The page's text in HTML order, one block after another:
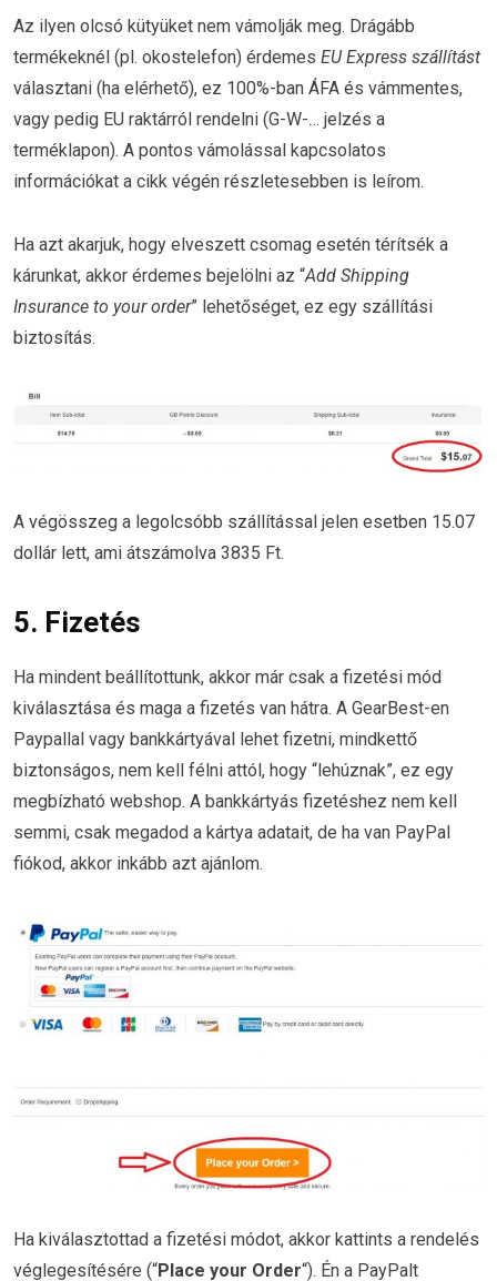
Az ilyen olcsó kütyüket nem vámolják meg. Drágább
termékeknél (pl. okostelefon) érdemes EU Express szállítást
választani (ha elérhető), ez 100%-ban ÁFA és vámmentes,
vagy pedig EU raktárról rendelni (G-W-… jelzés a
terméklapon). A pontos vámolással kapcsolatos
információkat a cikk végén részletesebben is leírom.
Ha azt akarjuk, hogy elveszett csomag esetén térítsék a
kárunkat, akkor érdemes bejelölni az “Add Shipping
Insurance to your order” lehetőséget, ez egy szállítási
biztosítás.
A végösszeg a legolcsóbb szállítással jelen esetben 15.07
dollár lett, ami átszámolva 3835 Ft.
5. Fizetés
Ha mindent beállítottunk, akkor már csak a fizetési mód
kiválasztása és maga a fizetés van hátra. A GearBest-en
Paypallal vagy bankkártyával lehet fizetni, mindkettő
biztonságos, nem kell félni attól, hogy “lehúznak”, ez egy
megbízható webshop. A bankkártyás fizetéshez nem kell
semmi, csak megadod a kártya adatait, de ha van PayPal
fiókod, akkor inkább azt ajánlom.
Ha kiválasztottad a fizetési módot, akkor kattints a rendelés
véglegesítésére (“Place your Order“). Én a PayPalt